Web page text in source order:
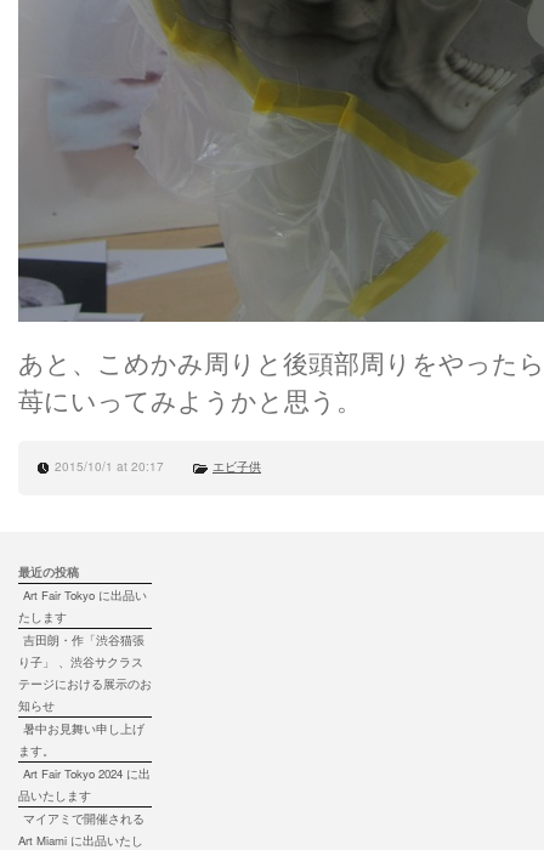
あと、こめかみ周りと後頭部周りをやった
苺にいってみようかと思う。
2015/10/1 at 20:17 エビ子供
最近の投稿
Art Fair Tokyo に出品い
たします
吉田朗・作「渋谷猫張
り子」 、渋谷サクラス
テージにおける展示のお
知らせ
暑中お見舞い申し上げ
ます。
Art Fair Tokyo 2024 に出
品いたします
マイアミで開催される
Art Miami に出品いたし